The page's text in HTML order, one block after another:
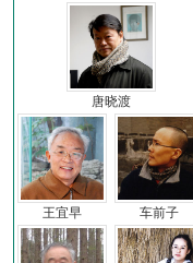
唐晓渡
王宜早 车前子